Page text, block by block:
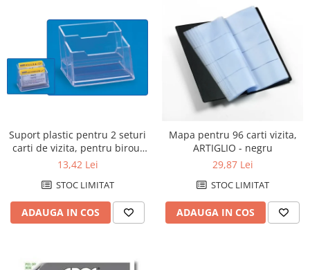
Suport plastic pentru 2 seturi
carti de vizita, pentru birou,
KEJEA - transparent
13,42 Lei
STOC LIMITAT
ADAUGA IN COS
Mapa pentru 96 carti vizita,
ARTIGLIO - negru
29,87 Lei
STOC LIMITAT
ADAUGA IN COS